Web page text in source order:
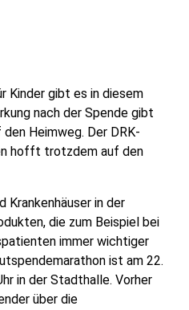
Kinder gibt es in diesem
nach der Spende gibt
Heimweg. Der DRK-
hofft trotzdem auf den
Krankenhäuser in der
die zum Beispiel bei
immer wichtiger
ist am 22.
in der Stadthalle. Vorher
über die